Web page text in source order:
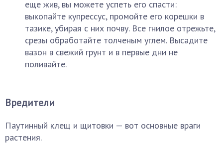
еще жив, вы можете успеть его спасти:
выкопайте купрессус, промойте его корешки в
тазике, убирая с них почву. Все гнилое отрежьте,
срезы обработайте толченым углем. Высадите
вазон в свежий грунт и в первые дни не
поливайте.
Вредители
Паутинный клещ и щитовки — вот основные враги
растения.